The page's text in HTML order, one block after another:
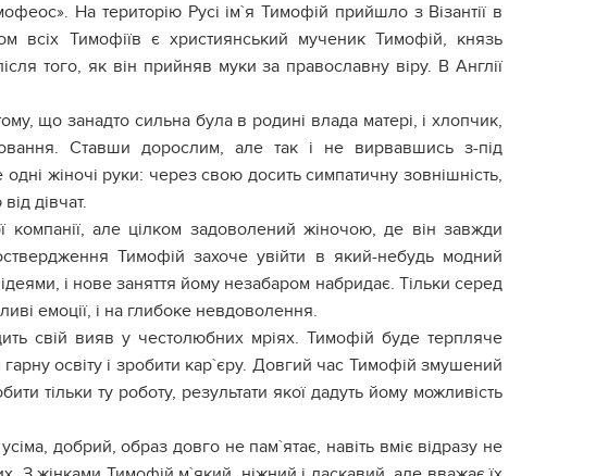
На територію Русі ім`я Тимофій прийшло з Візантії в
всіх Тимофіїв є християнський мученик Тимофій, князь
того, як він прийняв муки за православну віру. В Англії
що занадто сильна була в родині влада матері, і хлопчик,
Ставши дорослим, але так і не вирвавшись з-під
жіночі руки: через свою досить симпатичну зовнішність,
дівчат.
але цілком задоволений жіночою, де він завжди
Тимофій захоче увійти в який-небудь модний
і нове заняття йому незабаром набридає. Тільки серед
емоції, і на глибоке невдоволення.
свій вияв у честолюбних мріях. Тимофій буде терпляче
освіту і зробити кар`єру. Довгий час Тимофій змушений
тільки ту роботу, результати якої дадуть йому можливість
добрий, образ довго не пам`ятає, навіть вміє відразу не